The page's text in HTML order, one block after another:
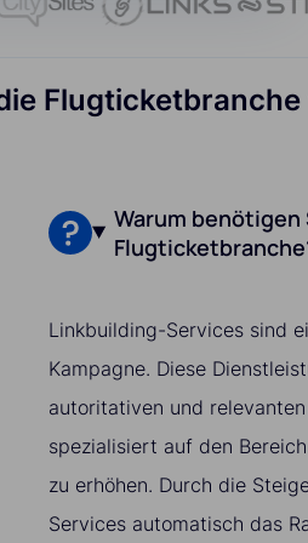
Warum
Linkbuilding-Services sind
Kampagne. Diese
autoritativen und
spezialisiert auf den
zu erhöhen. Durch die
Services automatisch das